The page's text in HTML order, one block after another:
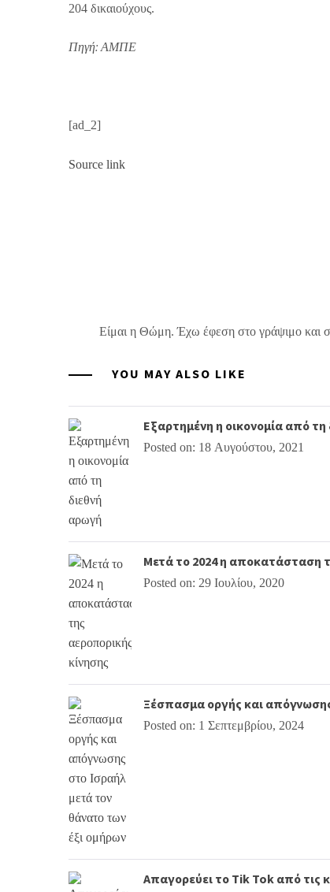
204 δικαιούχους.
Πηγή: ΑΜΠΕ
[ad_2]
Source link
Είμαι η Θώμη. Έχω έφεση στο γράψιμο και
YOU MAY ALSO LIKE
Εξαρτημένη η οικονομία από
Posted on: 18 Αυγούστου, 2021
Μετά το 2024 η αποκατάσταση
Posted on: 29 Ιουλίου, 2020
Ξέσπασμα οργής και
Posted on: 1 Σεπτεμβρίου, 2024
Απαγορεύει το Tik Tok από τις